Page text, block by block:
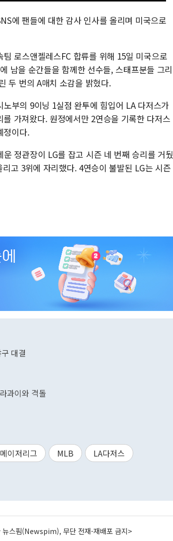
에 팬들에 대한 감사 인사를 올리며 미국으로
로스앤젤레스FC 합류를 위해 15일 미국으로
남을 순간들을 함께한 선수들, 스태프분들 그리
두 번의 A매치 소감을 밝혔다.
부의 9이닝 1실점 완투에 힘입어 LA 다저스가
가져왔다. 원정에서만 2연승을 기록한 다저스
정이다.
정관장이 LG를 잡고 시즌 네 번째 승리를 거뒀
고 3위에 자리했다. 4연승이 불발된 LG는 시즌
대결
과이와 격돌
메이저리그 MLB
LA다저스
뉴스핌(Newspim), 무단 전재-재배포 금지>